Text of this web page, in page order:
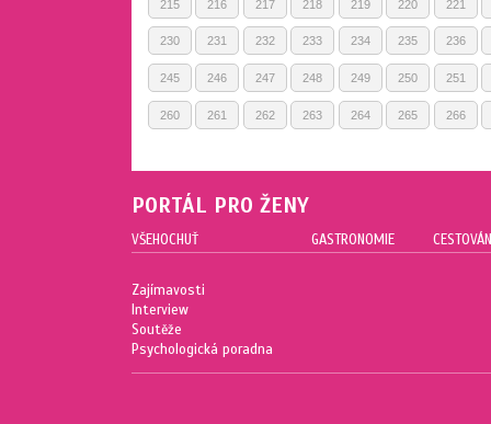
215 216 217 218 219 220 221
230 231 232 233 234 235 236
245 246 247 248 249 250 251
260 261 262 263 264 265 266
PORTÁL PRO ŽENY
VŠEHOCHUŤ
Zajímavosti
Interview
Soutěže
Psychologická poradna
GASTRONOMIE